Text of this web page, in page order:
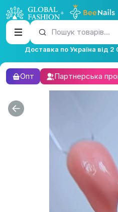
Пошук товарів...
Доставка по Україна від
Опт Партнерська